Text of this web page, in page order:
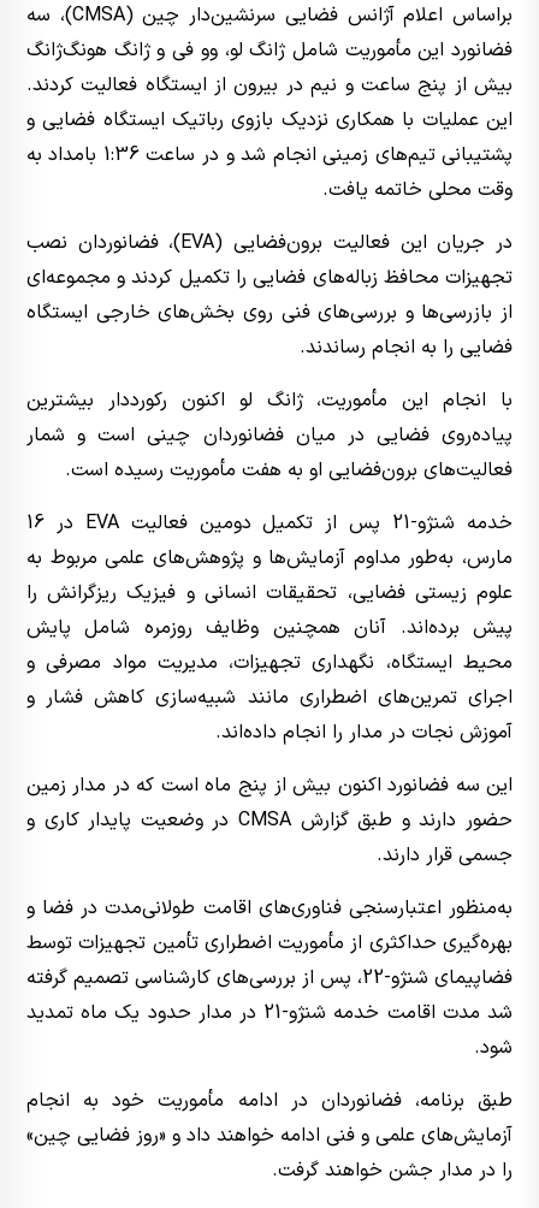
براساس اعلام آژانس فضایی سرنشین‌دار چین (CMSA)، سه
فضانورد این مأموریت شامل ژانگ لو، وو فی و ژانگ هونگ‌ژانگ
بیش از پنج ساعت و نیم در بیرون از ایستگاه فعالیت کردند.
این عملیات با همکاری نزدیک بازوی رباتیک ایستگاه فضایی و
پشتیبانی تیم‌های زمینی انجام شد و در ساعت 1:36 بامداد به
وقت محلی خاتمه یافت.
در جریان این فعالیت برون‌فضایی (EVA)، فضانوردان نصب
تجهیزات محافظ زباله‌های فضایی را تکمیل کردند و مجموعه‌ای
از بازرسی‌ها و بررسی‌های فنی روی بخش‌های خارجی ایستگاه
فضایی را به انجام رساندند.
با انجام این مأموریت، ژانگ لو اکنون رکورددار بیشترین
پیاده‌روی فضایی در میان فضانوردان چینی است و شمار
فعالیت‌های برون‌فضایی او به هفت مأموریت رسیده است.
خدمه شنژو-21 پس از تکمیل دومین فعالیت EVA در 16
مارس، به‌طور مداوم آزمایش‌ها و پژوهش‌های علمی مربوط به
علوم زیستی فضایی، تحقیقات انسانی و فیزیک ریزگرانش را
پیش برده‌اند. آنان همچنین وظایف روزمره شامل پایش
محیط ایستگاه، نگهداری تجهیزات، مدیریت مواد مصرفی و
اجرای تمرین‌های اضطراری مانند شبیه‌سازی کاهش فشار و
آموزش نجات در مدار را انجام داده‌اند.
این سه فضانورد اکنون بیش از پنج ماه است که در مدار زمین
حضور دارند و طبق گزارش CMSA در وضعیت پایدار کاری و
جسمی قرار دارند.
به‌منظور اعتبارسنجی فناوری‌های اقامت طولانی‌مدت در فضا و
بهره‌گیری حداکثری از مأموریت اضطراری تأمین تجهیزات توسط
فضاپیمای شنژو-22، پس از بررسی‌های کارشناسی تصمیم گرفته
شد مدت اقامت خدمه شنژو-21 در مدار حدود یک ماه تمدید
شود.
طبق برنامه، فضانوردان در ادامه مأموریت خود به انجام
آزمایش‌های علمی و فنی ادامه خواهند داد و «روز فضایی چین»
را در مدار جشن خواهند گرفت.